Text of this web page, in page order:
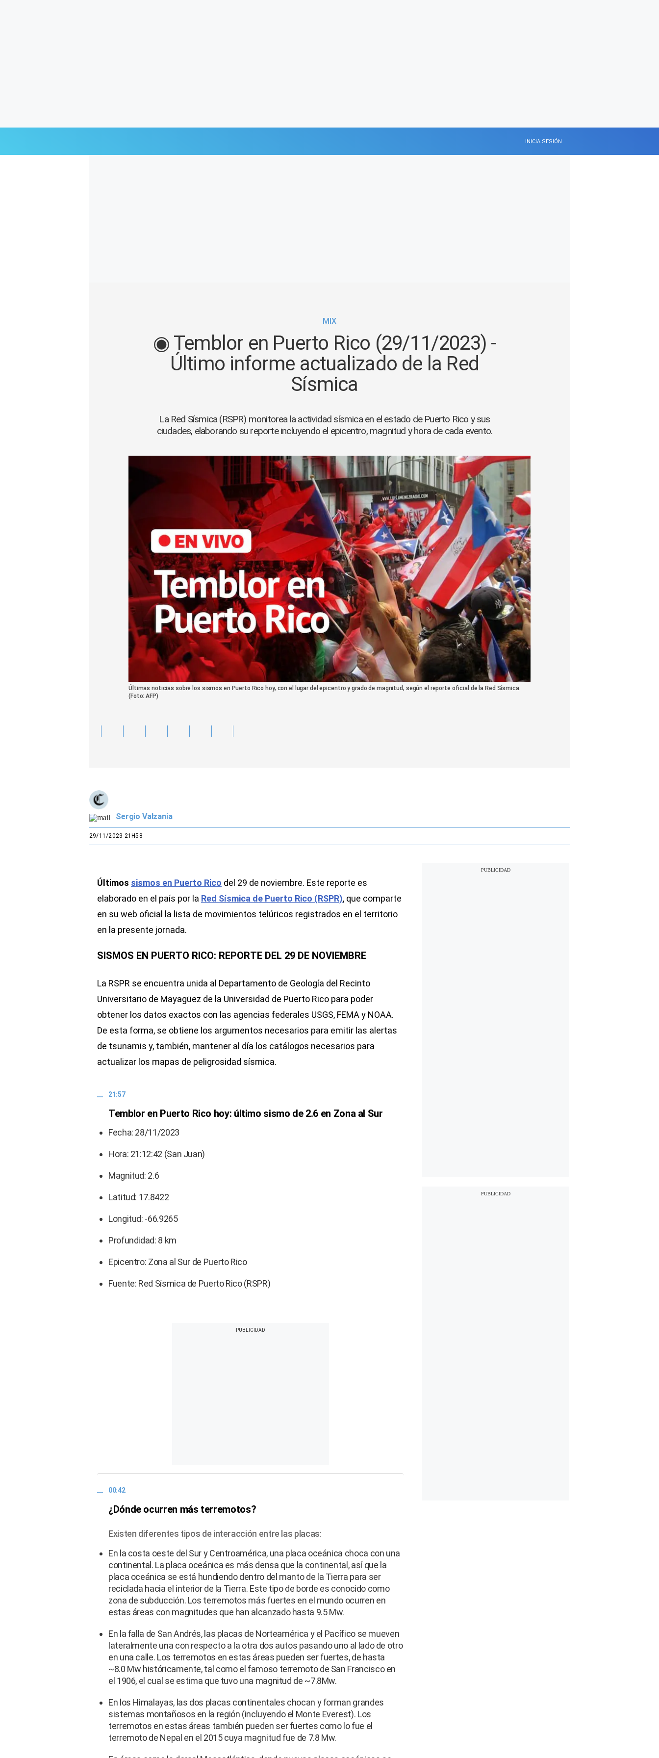
INICIA SESIÓN
MIX
◉ Temblor en Puerto Rico (29/11/2023) -
Último informe actualizado de la Red
Sísmica
La Red Sísmica (RSPR) monitorea la actividad sísmica en el estado de Puerto Rico y sus
ciudades, elaborando su reporte incluyendo el epicentro, magnitud y hora de cada evento.
Últimas noticias sobre los sismos en Puerto Rico hoy, con el lugar del epicentro y grado de magnitud, según el reporte oficial de la Red Sísmica.
(Foto: AFP)
Sergio Valzania
29/11/2023 21H58
Últimos sismos en Puerto Rico del 29 de noviembre. Este reporte es
elaborado en el país por la Red Sísmica de Puerto Rico (RSPR), que comparte
en su web oficial la lista de movimientos telúricos registrados en el territorio
en la presente jornada.
SISMOS EN PUERTO RICO: REPORTE DEL 29 DE NOVIEMBRE
La RSPR se encuentra unida al Departamento de Geología del Recinto
Universitario de Mayagüez de la Universidad de Puerto Rico para poder
obtener los datos exactos con las agencias federales USGS, FEMA y NOAA.
De esta forma, se obtiene los argumentos necesarios para emitir las alertas
de tsunamis y, también, mantener al día los catálogos necesarios para
actualizar los mapas de peligrosidad sísmica.
21:57
Temblor en Puerto Rico hoy: último sismo de 2.6 en Zona al Sur
Fecha: 28/11/2023
Hora: 21:12:42 (San Juan)
Magnitud: 2.6
Latitud: 17.8422
Longitud: -66.9265
Profundidad: 8 km
Epicentro: Zona al Sur de Puerto Rico
Fuente: Red Sísmica de Puerto Rico (RSPR)
00:42
¿Dónde ocurren más terremotos?
Existen diferentes tipos de interacción entre las placas:
En la costa oeste del Sur y Centroamérica, una placa oceánica choca con una
continental. La placa oceánica es más densa que la continental, así que la
placa oceánica se está hundiendo dentro del manto de la Tierra para ser
reciclada hacia el interior de la Tierra. Este tipo de borde es conocido como
zona de subducción. Los terremotos más fuertes en el mundo ocurren en
estas áreas con magnitudes que han alcanzado hasta 9.5 Mw.
En la falla de San Andrés, las placas de Norteamérica y el Pacífico se mueven
lateralmente una con respecto a la otra dos autos pasando uno al lado de otro
en una calle. Los terremotos en estas áreas pueden ser fuertes, de hasta
~8.0 Mw históricamente, tal como el famoso terremoto de San Francisco en
el 1906, el cual se estima que tuvo una magnitud de ~7.8Mw.
En los Himalayas, las dos placas continentales chocan y forman grandes
sistemas montañosos en la región (incluyendo el Monte Everest). Los
terremotos en estas áreas también pueden ser fuertes como lo fue el
terremoto de Nepal en el 2015 cuya magnitud fue de 7.8 Mw.